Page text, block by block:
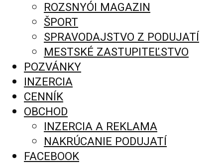
ROZSNYÓI MAGAZIN
ŠPORT
SPRAVODAJSTVO Z PODUJATÍ
MESTSKÉ ZASTUPITEĽSTVO
POZVÁNKY
INZERCIA
CENNÍK
OBCHOD
INZERCIA A REKLAMA
NAKRÚCANIE PODUJATÍ
FACEBOOK